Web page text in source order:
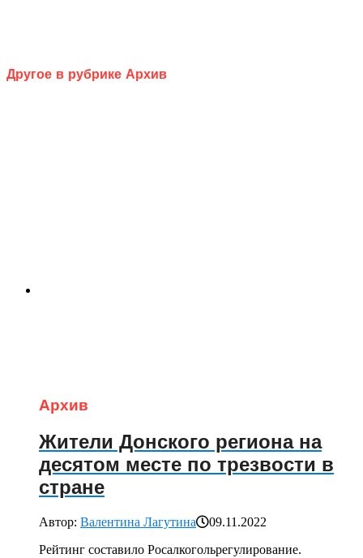
Другое в рубрике Архив
Архив
Жители Донского региона на
десятом месте по трезвости в
стране
Автор: Валентина Лагутина
09.11.2022
Рейтинг составило Росалкогольрегулирование.